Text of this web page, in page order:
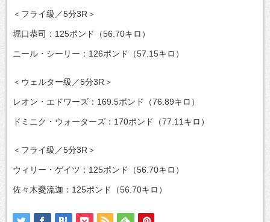
＜フライ級／5分3R＞
堀口恭司：125ポンド（56.70キロ）
ニール・シーリー：126ポンド（57.15キロ）
＜ウェルター級／5分3R＞
レオン・エドワーズ：169.5ポンド（76.89キロ）
ドミニク・ウォーターズ：170ポンド（77.11キロ）
＜フライ級／5分3R＞
ウィリー・ゲイツ：125ポンド（56.70キロ）
佐々木憂流迦：125ポンド（56.70キロ）